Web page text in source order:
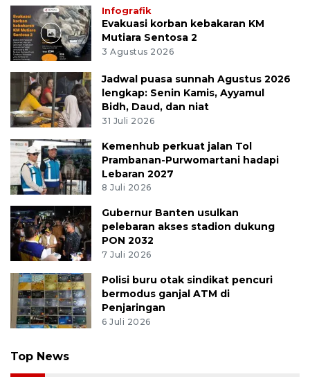
Infografik
Evakuasi korban kebakaran KM
Mutiara Sentosa 2
3 Agustus 2026
Jadwal puasa sunnah Agustus 2026
lengkap: Senin Kamis, Ayyamul
Bidh, Daud, dan niat
31 Juli 2026
Kemenhub perkuat jalan Tol
Prambanan-Purwomartani hadapi
Lebaran 2027
8 Juli 2026
Gubernur Banten usulkan
pelebaran akses stadion dukung
PON 2032
7 Juli 2026
Polisi buru otak sindikat pencuri
bermodus ganjal ATM di
Penjaringan
6 Juli 2026
Top News